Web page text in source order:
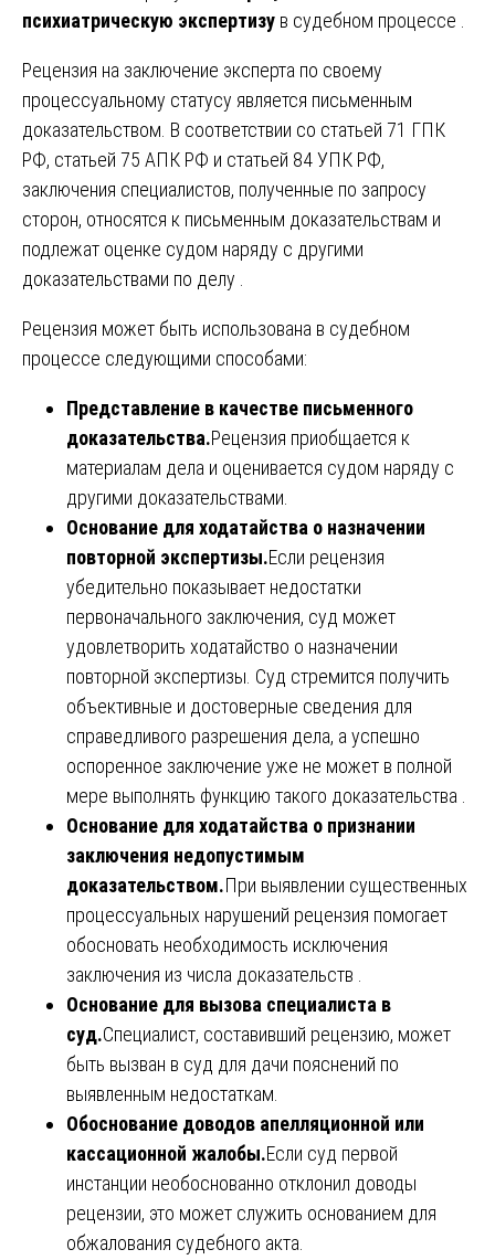
психиатрическую экспертизу в судебном процессе .
Рецензия на заключение эксперта по своему
процессуальному статусу является письменным
доказательством. В соответствии со статьей 71 ГПК
РФ, статьей 75 АПК РФ и статьей 84 УПК РФ,
заключения специалистов, полученные по запросу
сторон, относятся к письменным доказательствам и
подлежат оценке судом наряду с другими
доказательствами по делу .
Рецензия может быть использована в судебном
процессе следующими способами:
Представление в качестве письменного
доказательства.Рецензия приобщается к
материалам дела и оценивается судом наряду с
другими доказательствами.
Основание для ходатайства о назначении
повторной экспертизы.Если рецензия
убедительно показывает недостатки
первоначального заключения, суд может
удовлетворить ходатайство о назначении
повторной экспертизы. Суд стремится получить
объективные и достоверные сведения для
справедливого разрешения дела, а успешно
оспоренное заключение уже не может в полной
мере выполнять функцию такого доказательства .
Основание для ходатайства о признании
заключения недопустимым
доказательством.При выявлении существенных
процессуальных нарушений рецензия помогает
обосновать необходимость исключения
заключения из числа доказательств .
Основание для вызова специалиста в
суд.Специалист, составивший рецензию, может
быть вызван в суд для дачи пояснений по
выявленным недостаткам.
Обоснование доводов апелляционной или
кассационной жалобы.Если суд первой
инстанции необоснованно отклонил доводы
рецензии, это может служить основанием для
обжалования судебного акта.